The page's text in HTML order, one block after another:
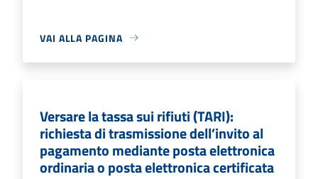
VAI ALLA PAGINA
Versare la tassa sui rifiuti (TARI):
richiesta di trasmissione dell’invito al
pagamento mediante posta elettronica
ordinaria o posta elettronica certificata